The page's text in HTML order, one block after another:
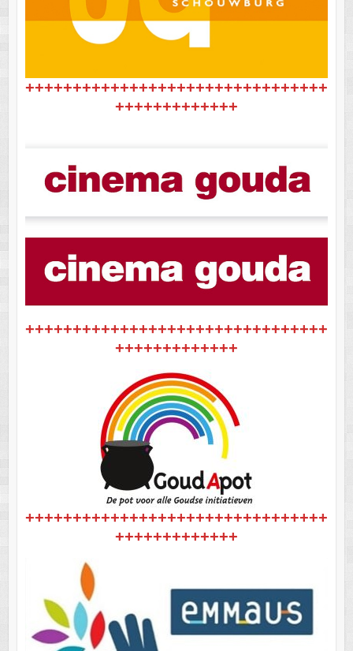
++++++++++++++++++++++++++++++++
+++++++++++++
++++++++++++++++++++++++++++++++
+++++++++++++
++++++++++++++++++++++++++++++++
+++++++++++++